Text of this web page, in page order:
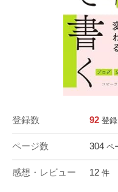
登録数 92 登録
ページ数 304 ペ
感想・レビュー 12 件